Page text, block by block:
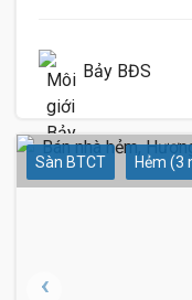
Bảy BĐS
Sàn BTCT Hẻm (3